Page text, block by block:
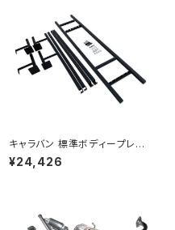
キャラバン 標準ボディープレミ
アムＧＸ/ＧＸライダ～用ベッドキ
ットフレーム GZ100-1
¥24,426